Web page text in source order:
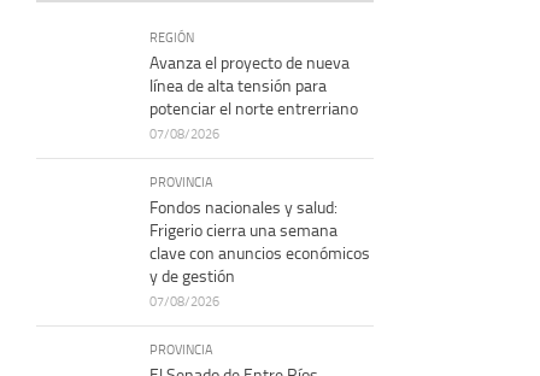
REGIÓN
Avanza el proyecto de nueva
línea de alta tensión para
potenciar el norte entrerriano
07/08/2026
PROVINCIA
Fondos nacionales y salud:
Frigerio cierra una semana
clave con anuncios económicos
y de gestión
07/08/2026
PROVINCIA